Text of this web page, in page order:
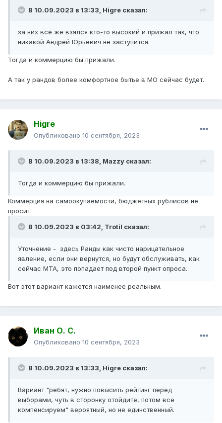
В 10.09.2023 в 13:33, Higre сказал:
за них всё же взялся кто-то высокий и прижал так, что
никакой Андрей Юрьевич не заступится.
Тогда и коммерцию бы прижали.
А так у рандов более комфортное бытье в МО сейчас будет.
Higre
Опубликовано 10 сентября, 2023
В 10.09.2023 в 13:38, Mazzy сказал:
Тогда и коммерцию бы прижали.
Коммерция на самоокупаемости, бюджетных рублисов не
просит.
В 10.09.2023 в 03:42, Trotil сказал:
Уточнение - здесь Ранды как чисто нарицательное
явление, если они вернутся, но будут обслуживать, как
сейчас МТА, это попадает под второй пункт опроса.
Вот этот вариант кажется наименее реальным.
Иван О. С.
Опубликовано 10 сентября, 2023
В 10.09.2023 в 13:33, Higre сказал:
Вариант "ребят, нужно повысить рейтинг перед
выборами, чуть в сторонку отойдите, потом всё
компенсируем" вероятный, но не единственный.